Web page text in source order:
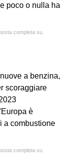
poco o nulla ha
completa su
a benzina,
scoraggiare
è
a combustione
completa su